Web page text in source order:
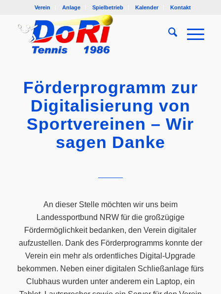
Verein Anlage Spielbetrieb Kalender Kontakt
Förderprogramm zur
Digitalisierung von
Sportvereinen – Wir
sagen Danke
An dieser Stelle möchten wir uns beim
Landessportbund NRW für die großzügige
Fördermöglichkeit bedanken, den Verein digitaler
aufzustellen. Dank des Förderprogramms konnte der
Verein ein mehr als ordentliches Digital-Upgrade
bekommen. Neben einer digitalen Schließanlage fürs
Clubhaus wurden unter anderem ein Laptop, ein